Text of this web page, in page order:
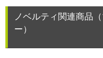
ノベルティ関連商品
ー）